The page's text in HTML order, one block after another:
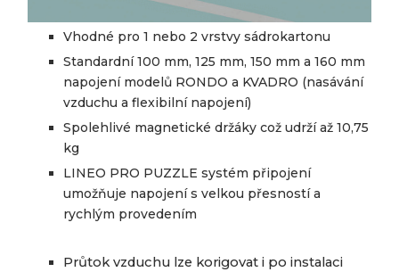
Vhodné pro 1 nebo 2 vrstvy sádrokartonu
Standardní 100 mm, 125 mm, 150 mm a 160 mm
napojení modelů RONDO a KVADRO (nasávání
vzduchu a flexibilní napojení)
Spolehlivé magnetické držáky což udrží až 10,75
kg
LINEO PRO PUZZLE systém připojení
umožňuje napojení s velkou přesností a
rychlým provedením
Průtok vzduchu lze korigovat i po instalaci